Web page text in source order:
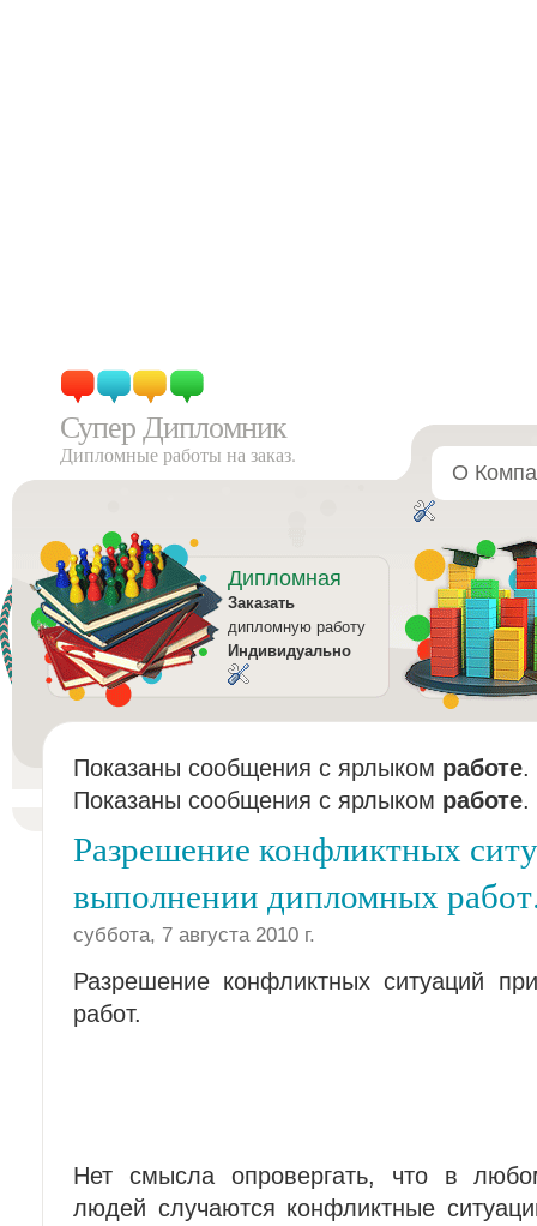
Супер Дипломник
Дипломные работы на заказ.
О
Дипломная
Заказать
дипломную работу
Индивидуально
Показаны сообщения с ярлыком работе.
Показаны сообщения с ярлыком работе.
Разрешение конфликтных
выполнении дипломных
суббота, 7 августа 2010 г.
Разрешение конфликтных ситуаций
работ.
Нет смысла опровергать, что в
людей случаются конфликтные